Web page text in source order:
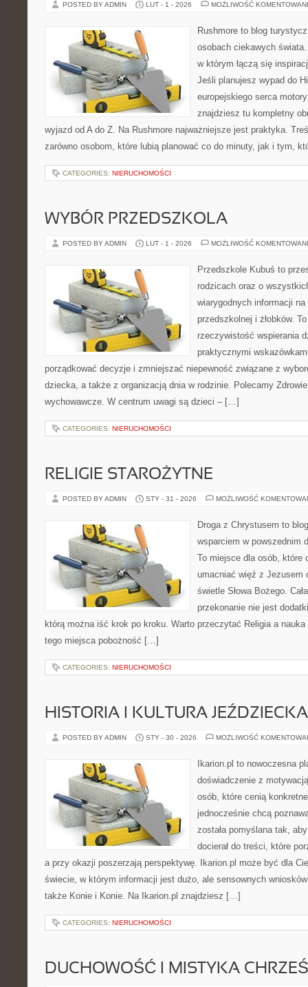
POSTED BY ADMIN LUT - 1 - 2026 MOŻLIWOŚĆ
Rushmore to blog
osobach ciekawych
w którym łączą się
Jeśli planujesz wypad do
europejskiego serca
znajdziesz tu kompletny
wyjazd od A do Z. Na Rushmore najważniejsze jest praktyka.
zarówno osobom, które lubią planować co do minuty, jak i tym,
CATEGORIES: NIERUCHOMOŚCI
WYBÓR PRZEDSZKOLA
POSTED BY ADMIN LUT - 1 - 2026 MOŻLIWOŚĆ
Przedszkole Kubuś to
rodzicach oraz o
wiarygodnych informacji
przedszkolnej i żłobków.
rzeczywistość wspierania
praktycznymi
porządkować decyzje i zmniejszać niepewność związane z
dziecka, a także z organizacją dnia w rodzinie. Polecamy
wychowawcze. W centrum uwagi są dzieci – […]
CATEGORIES: NIERUCHOMOŚCI
RELIGIE STAROŻYTNE
POSTED BY ADMIN STY - 31 - 2026 MOŻLIWOŚĆ
Droga z Chrystusem to
wsparciem w powszednim
To miejsce dla osób, które
umacniać więź z Jezusem
świetle Słowa Bożego.
przekonanie nie jest
którą można iść krok po kroku. Warto przeczytać Religia a
tego miejsca pobożność […]
CATEGORIES: NIERUCHOMOŚCI
HISTORIA I KULTURA JEŹDZIECKA
POSTED BY ADMIN STY - 30 - 2026 MOŻLIWOŚĆ
Ikarion.pl to nowoczesna
doświadczenie z
osób, które cenią
jednocześnie chcą
została pomyślana tak,
docierał do treści, które
a przy okazji poszerzają perspektywę. Ikarion.pl może być dla
świecie, w którym informacji jest dużo, ale sensownych
także Konie i Konie. Na Ikarion.pl znajdziesz […]
CATEGORIES: NIERUCHOMOŚCI
DUCHOWOŚĆ I MISTYKA